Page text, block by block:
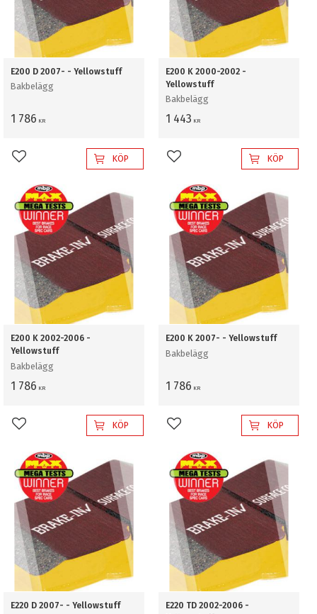
E200 D 2007- - Yellowstuff
Bakbelägg
1 786 KR
Lägg till i favoriterKÖP
E200 K 2000-2002 -
Yellowstuff
Bakbelägg
1 443 KR
Lägg till i favoriterKÖP
E200 K 2002-2006 -
Yellowstuff
Bakbelägg
1 786 KR
Lägg till i favoriterKÖP
E200 K 2007- - Yellowstuff
Bakbelägg
1 786 KR
Lägg till i favoriterKÖP
E220 D 2007- - Yellowstuff
E220 TD 2002-2006 -